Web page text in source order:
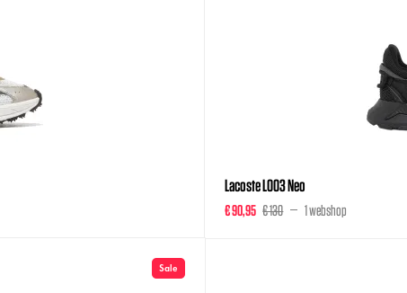
Lacoste L003 Neo
€ 90,95 € 130 1 webshop
Sale